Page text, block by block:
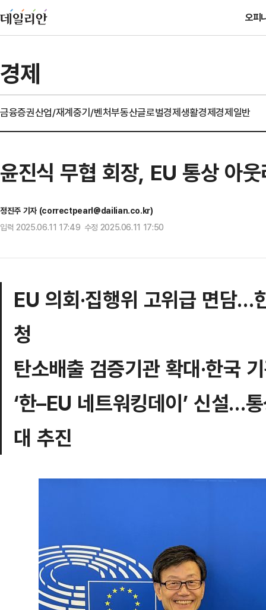
오피
경제
금융증권산업/재계중기/벤처부동산글로벌경제생활경제경제일반
윤진식 무협 회장, EU 통상 아
정진주 기자 (correctpearl@dailian.co.kr)
입력 2025.06.11 17:49 수정 2025.06.11 17:50
EU 의회·집행위 고위급 면담…
청
탄소배출 검증기관 확대·한국
‘한–EU 네트워킹데이’ 신설…
대 추진